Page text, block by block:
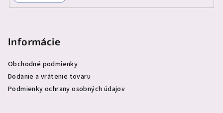
Informácie
Obchodné podmienky
Dodanie a vrátenie tovaru
Podmienky ochrany osobných údajov